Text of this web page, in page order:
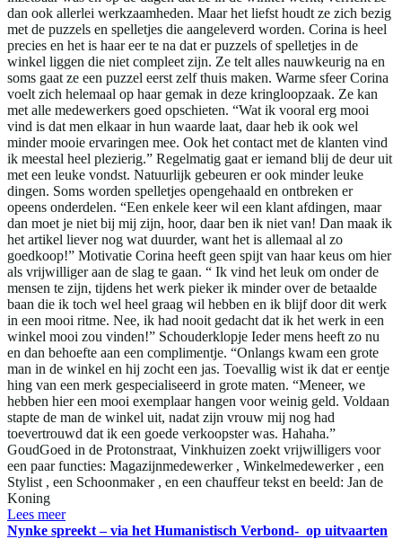
dan ook allerlei werkzaamheden. Maar het liefst houdt ze zich bezig
met de puzzels en spelletjes die aangeleverd worden. Corina is heel
precies en het is haar eer te na dat er puzzels of spelletjes in de
winkel liggen die niet compleet zijn. Ze telt alles nauwkeurig na en
soms gaat ze een puzzel eerst zelf thuis maken. Warme sfeer Corina
voelt zich helemaal op haar gemak in deze kringloopzaak. Ze kan
met alle medewerkers goed opschieten. “Wat ik vooral erg mooi
vind is dat men elkaar in hun waarde laat, daar heb ik ook wel
minder mooie ervaringen mee. Ook het contact met de klanten vind
ik meestal heel plezierig.” Regelmatig gaat er iemand blij de deur uit
met een leuke vondst. Natuurlijk gebeuren er ook minder leuke
dingen. Soms worden spelletjes opengehaald en ontbreken er
opeens onderdelen. “Een enkele keer wil een klant afdingen, maar
dan moet je niet bij mij zijn, hoor, daar ben ik niet van! Dan maak ik
het artikel liever nog wat duurder, want het is allemaal al zo
goedkoop!” Motivatie Corina heeft geen spijt van haar keus om hier
als vrijwilliger aan de slag te gaan. “ Ik vind het leuk om onder de
mensen te zijn, tijdens het werk pieker ik minder over de betaalde
baan die ik toch wel heel graag wil hebben en ik blijf door dit werk
in een mooi ritme. Nee, ik had nooit gedacht dat ik het werk in een
winkel mooi zou vinden!” Schouderklopje Ieder mens heeft zo nu
en dan behoefte aan een complimentje. “Onlangs kwam een grote
man in de winkel en hij zocht een jas. Toevallig wist ik dat er eentje
hing van een merk gespecialiseerd in grote maten. “Meneer, we
hebben hier een mooi exemplaar hangen voor weinig geld. Voldaan
stapte de man de winkel uit, nadat zijn vrouw mij nog had
toevertrouwd dat ik een goede verkoopster was. Hahaha.”
GoudGoed in de Protonstraat, Vinkhuizen zoekt vrijwilligers voor
een paar functies: Magazijnmedewerker , Winkelmedewerker , een
Stylist , een Schoonmaker , en een chauffeur tekst en beeld: Jan de
Koning
Lees meer
Nynke spreekt – via het Humanistisch Verbond- op uitvaarten